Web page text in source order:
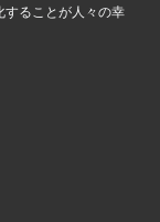
することが人々の幸